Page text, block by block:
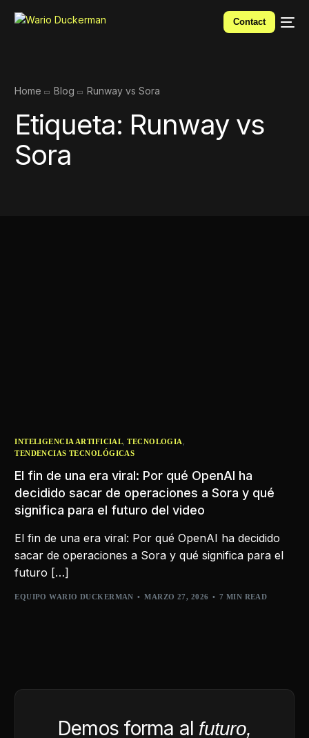
Contact
Home Blog Runway vs Sora
Etiqueta: Runway vs
Sora
INTELIGENCIA ARTIFICIAL,TECNOLOGIA ,
TENDENCIAS TECNOLÓGICAS
El fin de una era viral: Por qué OpenAI ha
decidido sacar de operaciones a Sora y qué
significa para el futuro del video
El fin de una era viral: Por qué OpenAI ha decidido
sacar de operaciones a Sora y qué significa para el
futuro […]
EQUIPO WARIO DUCKERMAN MARZO 27, 2026 7 MIN READ
Demos forma al futuro,